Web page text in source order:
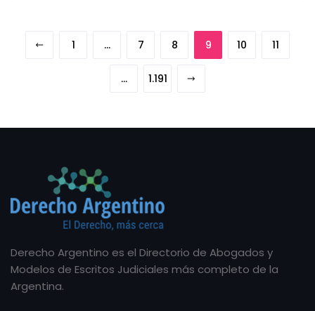
1 … 7 8 9 10 11
… 1.191
Derecho Argentino es el Directorio de Abogados y
Modelos de Escritos Judiciales más completo de la
Argentina.